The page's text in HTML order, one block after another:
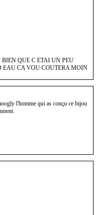
QUE C ETAI UN PEU
EAU CA VOU COUTERA MOIN
l'homme qui as conçu ce bijou